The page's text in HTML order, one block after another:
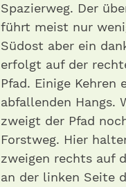
Spazierweg. Der
führt meist nur
Südost aber ein
erfolgt auf der
Pfad. Einige
abfallenden Hangs.
zweigt der Pfad
Forstweg. Hier
zweigen rechts auf
an der linken Seite